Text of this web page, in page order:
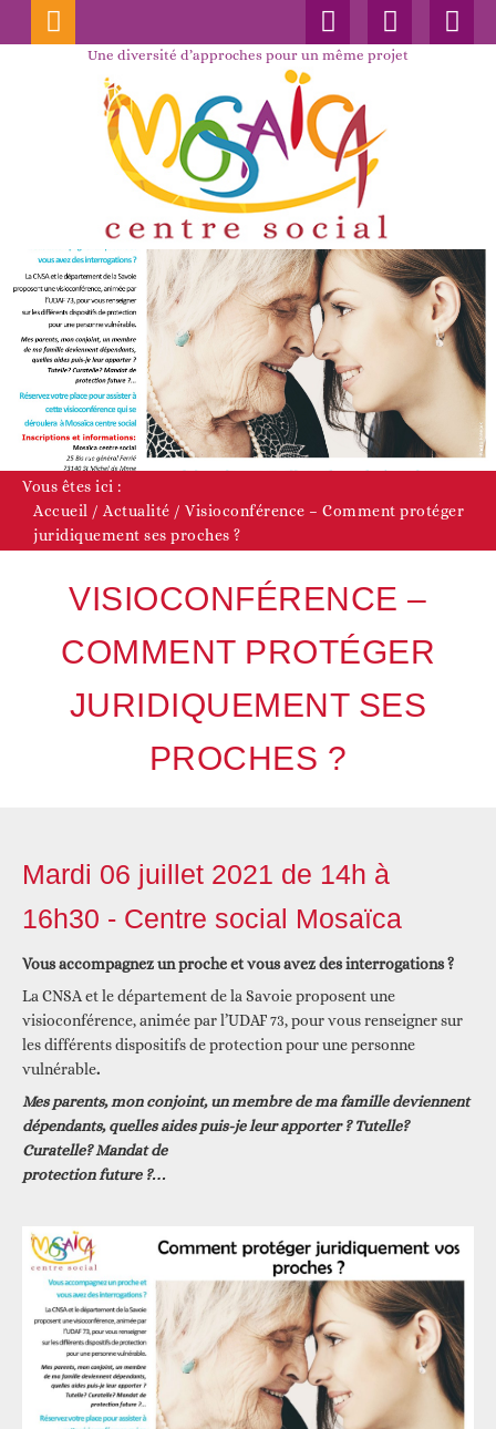
Une diversité d’approches pour un même projet
Vous êtes ici :
Accueil / Actualité / Visioconférence – Comment protéger
juridiquement ses proches ?
VISIOCONFÉRENCE –
COMMENT PROTÉGER
JURIDIQUEMENT SES
PROCHES ?
Mardi 06 juillet 2021 de 14h à
16h30 - Centre social Mosaïca
Vous accompagnez un proche et vous avez des interrogations ?
La CNSA et le département de la Savoie proposent une
visioconférence, animée par l’UDAF 73, pour vous renseigner sur
les différents dispositifs de protection pour une personne
vulnérable.
Mes parents, mon conjoint, un membre de ma famille deviennent
dépendants, quelles aides puis-je leur apporter ? Tutelle?
Curatelle? Mandat de
protection future ?…